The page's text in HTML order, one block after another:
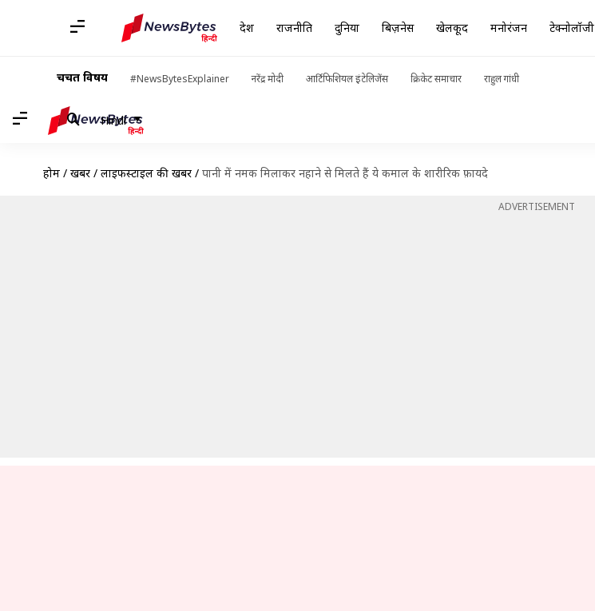
देश राजनीति दुनिया बिज़नेस खेलकूद मनोरंजन टेक्नोलॉजी
चर्चित विषय #NewsBytesExplainer नरेंद्र मोदी आर्टिफिशियल इंटेलिजेंस क्रिकेट समाचार राहुल गांधी
Hindi
होम / खबरें / लाइफस्टाइल की खबरें / पानी में नमक मिलाकर नहाने से मिलते हैं ये कमाल के शारीरिक फ़ायदे
ADVERTISEMENT